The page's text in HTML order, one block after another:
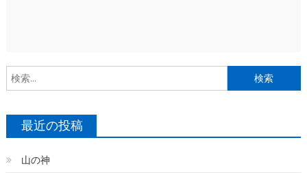
最近の投稿
山の神